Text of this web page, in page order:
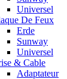
Universel
De Feux
Erde
Sunway
Universel
& Cable
Adaptateur